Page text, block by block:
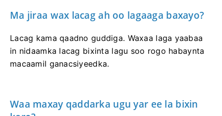
Ma jiraa wax lacag ah oo lagaaga baxayo?
Lacag kama qaadno guddiga. Waxaa laga yaabaa